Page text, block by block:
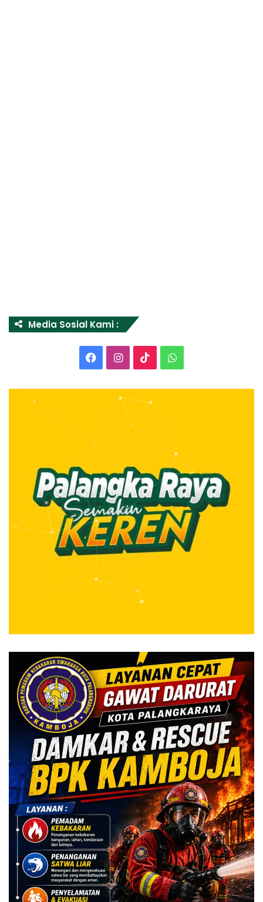
Media Sosial Kami :
FacebookInstagram
TikTokWhatsApp